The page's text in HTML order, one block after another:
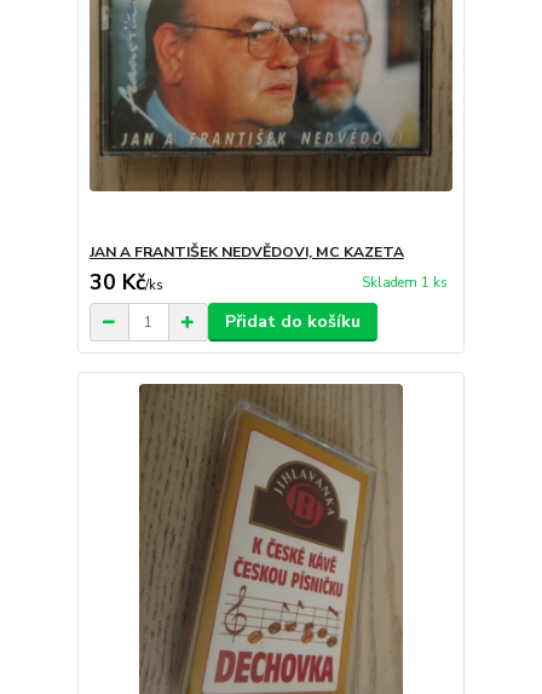
JAN A FRANTIŠEK NEDVĚDOVI, MC KAZETA
30 Kč/ks Skladem 1 ks
Přidat do košíku